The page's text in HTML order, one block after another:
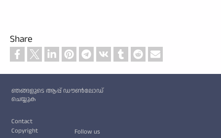
Share
ഞങ്ങളുടെ ആപ്പ് ഡൗൺലോഡ്
ചെയ്യുക
Contact
Copyright
Follow us